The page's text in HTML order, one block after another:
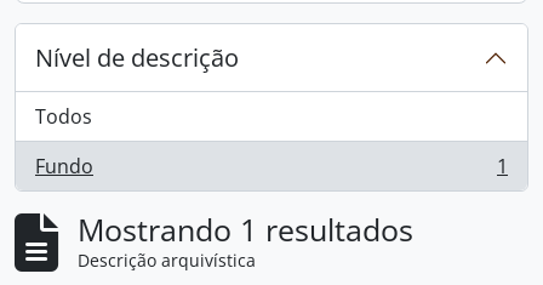
Nível de descrição
Todos
Fundo
, 1 resultados 1
Mostrando 1 resultados
Descrição arquivística